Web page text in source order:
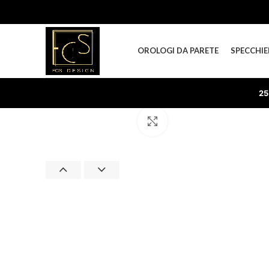
OROLOGI DA PARETE